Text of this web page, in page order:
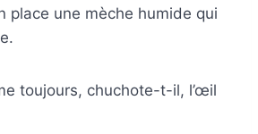
place une mèche humide qui
toujours, chuchote-t-il, l’œil